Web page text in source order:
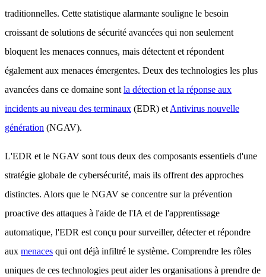
traditionnelles. Cette statistique alarmante souligne le besoin
croissant de solutions de sécurité avancées qui non seulement
bloquent les menaces connues, mais détectent et répondent
également aux menaces émergentes. Deux des technologies les plus
avancées dans ce domaine sont la détection et la réponse aux
incidents au niveau des terminaux (EDR) et Antivirus nouvelle
génération (NGAV).
L'EDR et le NGAV sont tous deux des composants essentiels d'une
stratégie globale de cybersécurité, mais ils offrent des approches
distinctes. Alors que le NGAV se concentre sur la prévention
proactive des attaques à l'aide de l'IA et de l'apprentissage
automatique, l'EDR est conçu pour surveiller, détecter et répondre
aux menaces qui ont déjà infiltré le système. Comprendre les rôles
uniques de ces technologies peut aider les organisations à prendre de